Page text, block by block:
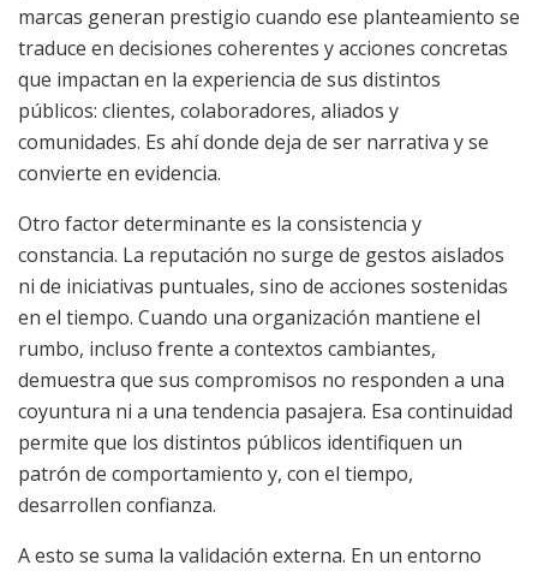
marcas generan prestigio cuando ese planteamiento se
traduce en decisiones coherentes y acciones concretas
que impactan en la experiencia de sus distintos
públicos: clientes, colaboradores, aliados y
comunidades. Es ahí donde deja de ser narrativa y se
convierte en evidencia.
Otro factor determinante es la consistencia y
constancia. La reputación no surge de gestos aislados
ni de iniciativas puntuales, sino de acciones sostenidas
en el tiempo. Cuando una organización mantiene el
rumbo, incluso frente a contextos cambiantes,
demuestra que sus compromisos no responden a una
coyuntura ni a una tendencia pasajera. Esa continuidad
permite que los distintos públicos identifiquen un
patrón de comportamiento y, con el tiempo,
desarrollen confianza.
A esto se suma la validación externa. En un entorno